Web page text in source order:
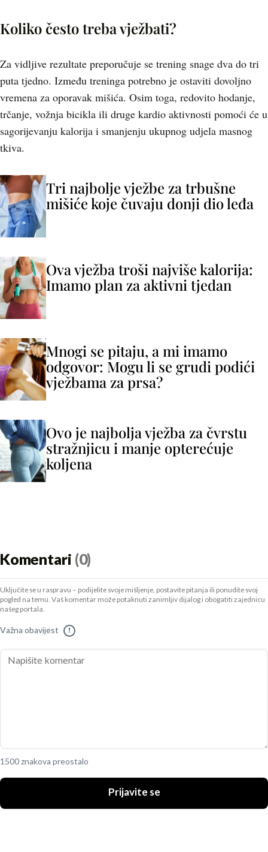
Koliko često treba vježbati?
Za vidljive rezultate preporučuje se trening snage dva do tri
puta tjedno. Između treninga potrebno je ostaviti dovoljno
vremena za oporavak mišića. Osim toga, redovito hodanje,
trčanje, vožnja bicikla ili druge kardio aktivnosti pomoći će u
sagorijevanju kalorija i smanjenju ukupnog udjela masnog
tkiva.
Tri najbolje vježbe za trbušne
mišiće koje čuvaju donji dio leđa
Ova vježba troši najviše kalorija:
Imamo plan za aktivni tjedan
Mnogi se pitaju, a mi imamo
odgovor: Mogu li se grudi podići
vježbama za prsa?
Ovo je najbolja vježba za čvrstu
stražnjicu i manje opterećuje
koljena
Komentari (0)
Uključite se u raspravu – podijelite svoje mišljenje, postavite pitanja ili ponudite svoj
pogled na temu. Vaš komentar može potaknuti zanimljiv dijalog i obogatiti zajednicu
našeg portala.
Važna obavijest !
1500 znakova preostalo
Prijavite se